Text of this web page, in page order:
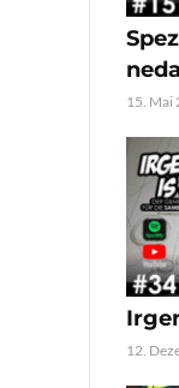
15. Mai
12.